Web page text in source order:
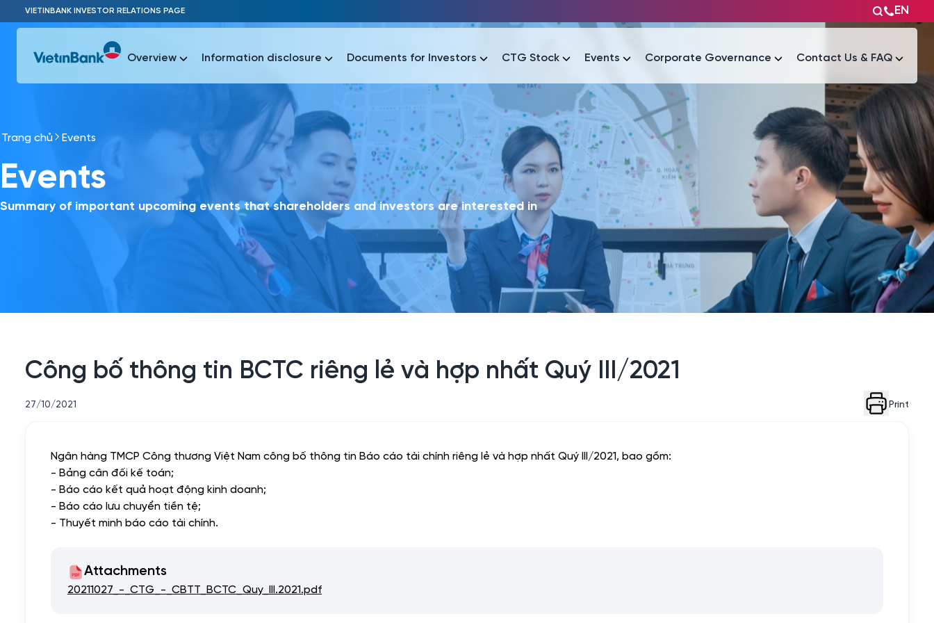
Skip to Main Content
VIETINBANK INVESTOR RELATIONS PAGE EN
Most Popular
Báo cáo tài chính Thông tin giao dịch Công bố thông tin Sự kiện
Overview Information disclosure Documents for Investors CTG Stock Events Corporate Governance Contact Us & FAQ
Most Popular
Thông tin giao dịch Công bố thông tin Tài liệu
Trang chủ Events
Events
Summary of important upcoming events that shareholders and investors are interested in
Công bố thông tin BCTC riêng lẻ và hợp nhất Quý III/2021
27/10/2021 Print
Ngân hàng TMCP Công thương Việt Nam công bố thông tin Báo cáo tài chính riêng lẻ và hợp nhất Quý III/2021, bao gồm:
- Bảng cân đối kế toán;
- Báo cáo kết quả hoạt động kinh doanh;
- Báo cáo lưu chuyển tiền tệ;
- Thuyết minh báo cáo tài chính.
Attachments
20211027_-_CTG_-_CBTT_BCTC_Quy_III.2021.pdf